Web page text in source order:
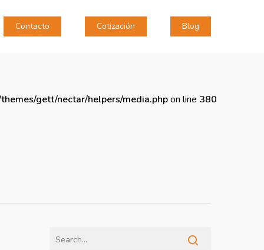
Contacto Cotización Blog
gett/nectar/helpers/media.phpon line 380